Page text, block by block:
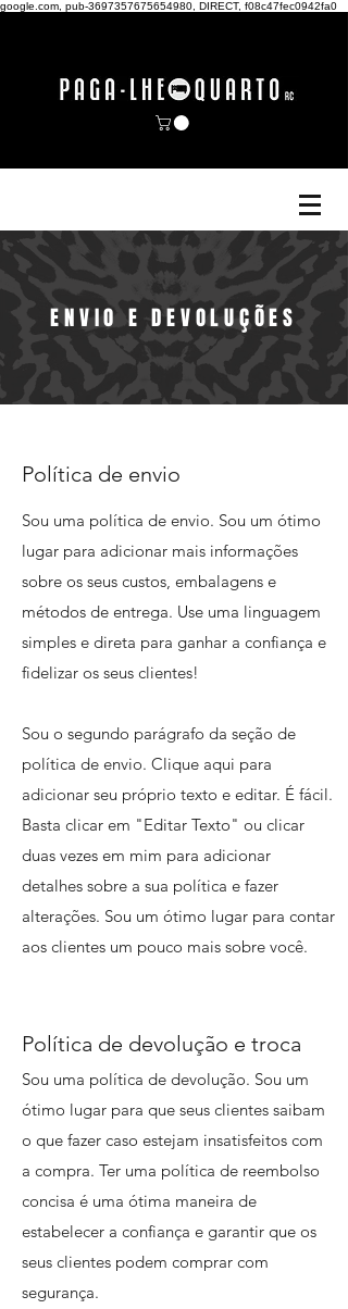
google.com, pub-3697357675654980, DIRECT, f08c47fec0942fa0
ENVIO E DEVOLUÇÕES
Política de envio
Sou uma política de envio. Sou um ótimo
lugar para adicionar mais informações
sobre os seus custos, embalagens e
métodos de entrega. Use uma linguagem
simples e direta para ganhar a confiança e
fidelizar os seus clientes!
Sou o segundo parágrafo da seção de
política de envio. Clique aqui para
adicionar seu próprio texto e editar. É fácil.
Basta clicar em "Editar Texto" ou clicar
duas vezes em mim para adicionar
detalhes sobre a sua política e fazer
alterações. Sou um ótimo lugar para contar
aos clientes um pouco mais sobre você.
Política de devolução e troca
Sou uma política de devolução. Sou um
ótimo lugar para que seus clientes saibam
o que fazer caso estejam insatisfeitos com
a compra. Ter uma política de reembolso
concisa é uma ótima maneira de
estabelecer a confiança e garantir que os
seus clientes podem comprar com
segurança.